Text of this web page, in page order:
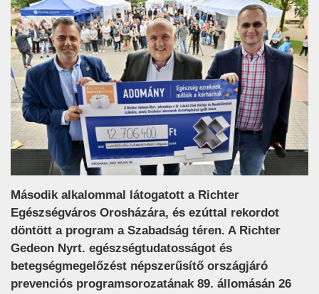
Második alkalommal látogatott a Richter
Egészségváros Orosházára, és ezúttal rekordot
döntött a program a Szabadság téren. A Richter
Gedeon Nyrt. egészségtudatosságot és
betegségmegelőzést népszerűsítő országjáró
prevenciós programsorozatának 89. állomásán 26